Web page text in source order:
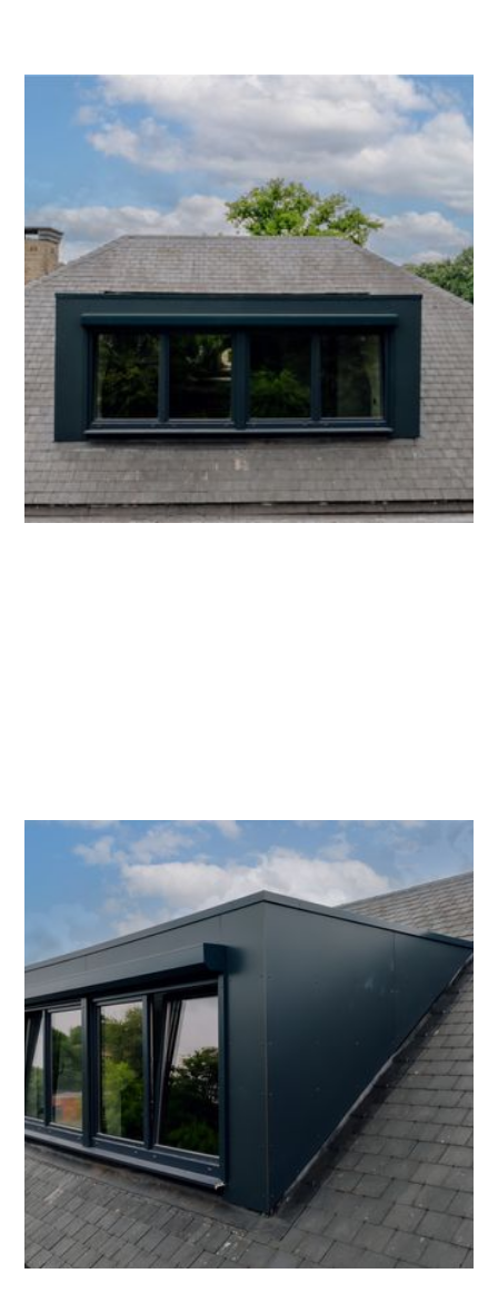
Hoeveel kost een dakkapel?
De prijs van een dakkapel hangt af van
meerdere factoren, zoals de grootte van je dak,
hoe breed je
Wat is er juist inbegrepen in een dakkapel?
Een dakkapel laat je niet elke dag plaatsen.
Logisch dus dat veel mensen willen weten wat
ze precies